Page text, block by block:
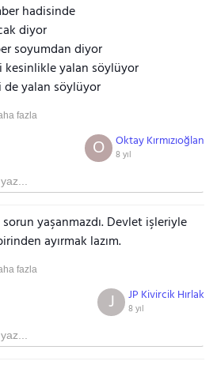
hadisinde
diyor
soyumdan diyor
yalan söylüyor
de yalan söylüyor
fazla
Oktay Kırmızıoğlan
8 yıl
O
yaşanmazdı. Devlet işleriyle
ayırmak lazım.
fazla
JP Kivircik Hırlak
8 yıl
J